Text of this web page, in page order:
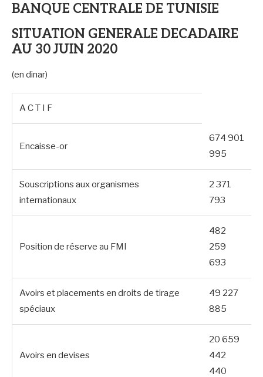
BANQUE CENTRALE DE TUNISIE
SITUATION GENERALE DECADAIRE
AU 30 JUIN 2020
(en dinar)
A C T I F
Encaisse-or
674 901
995
Souscriptions aux organismes
internationaux
2 371
793
Position de réserve au FMI
482
259
693
Avoirs et placements en droits de tirage
spéciaux
49 227
885
Avoirs en devises
20 659
442
440